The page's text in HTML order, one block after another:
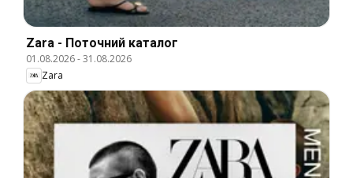
Zara - Поточний каталог
01.08.2026-31.08.2026
Zara